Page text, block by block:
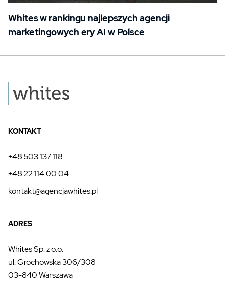
Whites w rankingu najlepszych agencji
marketingowych ery AI w Polsce
KONTAKT
+48 503 137 118
+48 22 114 00 04
kontakt@agencjawhites.pl
ADRES
Whites Sp. z o.o.
ul. Grochowska 306/308
03-840 Warszawa